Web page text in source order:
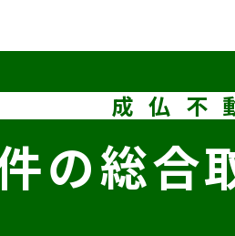
成仏不
の総合